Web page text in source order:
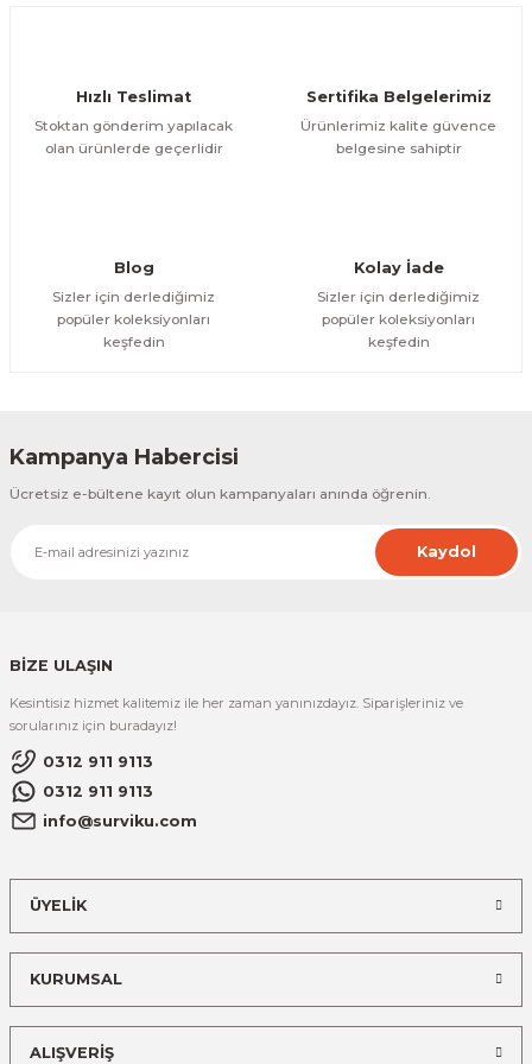
Bu ürüne benzer farklı alternatifler olmalı.
Hızlı Teslimat
Stoktan gönderim yapılacak
olan ürünlerde geçerlidir
Sertifika Belgelerimiz
Ürünlerimiz kalite güvence
belgesine sahiptir
Blog
Sizler için derlediğimiz
popüler koleksiyonları
keşfedin
Kolay İade
Sizler için derlediğimiz
popüler koleksiyonları
keşfedin
Kampanya Habercisi
Ücretsiz e-bültene kayıt olun kampanyaları anında öğrenin.
Kaydol
BİZE ULAŞIN
Kesintisiz hizmet kalitemiz ile her zaman yanınızdayız. Siparişleriniz ve
sorularınız için buradayız!
0312 911 9113
0312 911 9113
info@surviku.com
ÜYELİK
KURUMSAL
ALIŞVERİŞ